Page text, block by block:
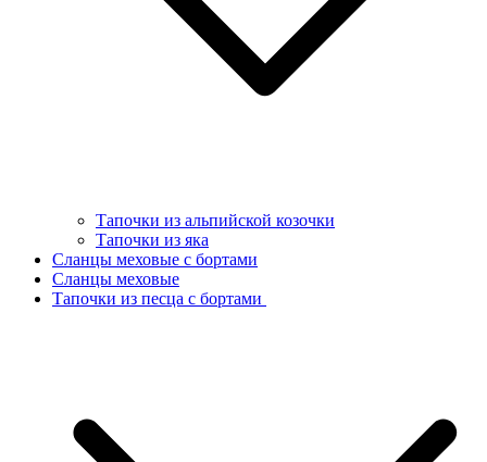
Тапочки из альпийской козочки
Тапочки из яка
Сланцы меховые с бортами
Сланцы меховые
Тапочки из песца с бортами